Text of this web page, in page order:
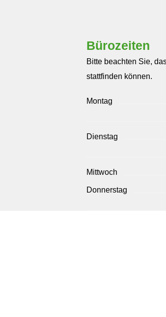
Bürozeiten
Bitte beachten Sie,
stattfinden können.
Montag
Dienstag
Mittwoch
Donnerstag